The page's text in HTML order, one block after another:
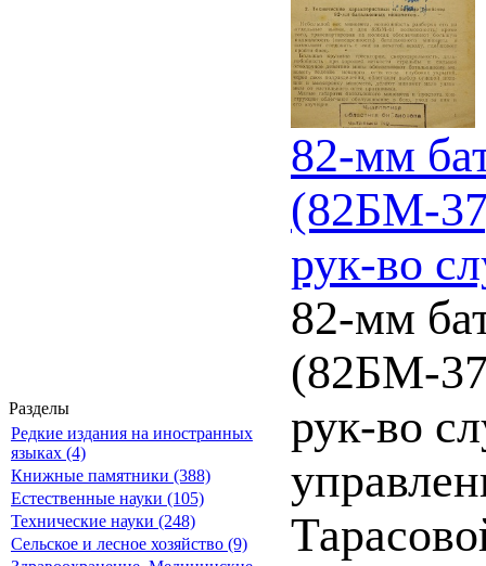
Разделы
Редкие издания на иностранных
языках (4)
Книжные памятники (388)
Естественные науки (105)
Технические науки (248)
Сельское и лесное хозяйство (9)
82-мм
(82БМ-
рук-во
82-мм
(82БМ-
рук-во